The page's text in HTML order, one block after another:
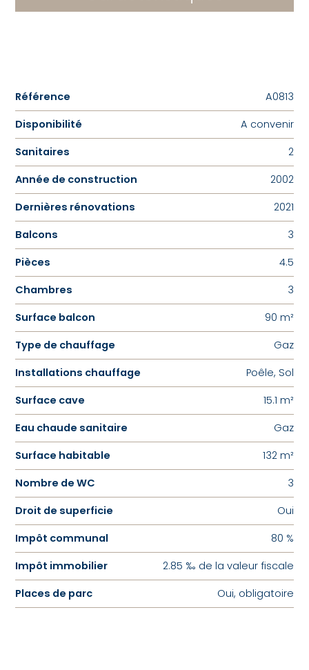
Référence
A0813
Disponibilité
A convenir
Sanitaires
2
Année de construction
2002
Dernières rénovations
2021
Balcons
3
Pièces
4.5
Chambres
3
Surface balcon
90 m²
Type de chauffage
Gaz
Installations chauffage
Poêle, Sol
Surface cave
15.1 m²
Eau chaude sanitaire
Gaz
Surface habitable
132 m²
Nombre de WC
3
Droit de superficie
Oui
Impôt communal
80 %
Impôt immobilier
2.85 ‰ de la valeur fiscale
Places de parc
Oui, obligatoire